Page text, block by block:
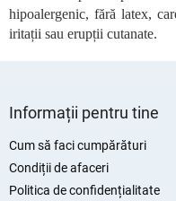
hipoalergenic, fără latex,
iritații sau erupții cutanate.
Informații pentru tine
Cum să faci cumpărături
Condiții de afaceri
Politica de confidențialitate